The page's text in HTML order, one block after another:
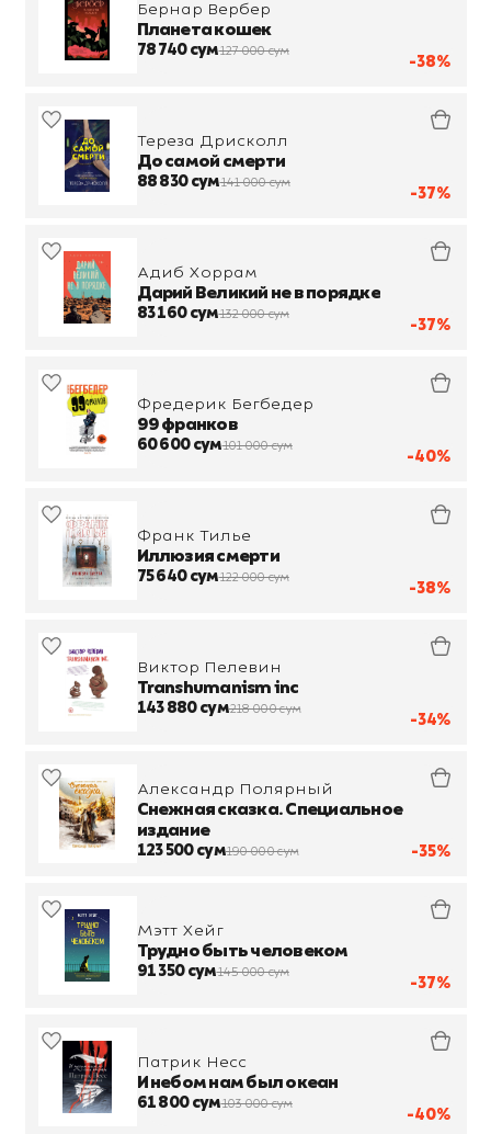
-38%
Бернар Вербер
Планета кошек
78 740 сум127 000 сум
-37%
Тереза Дрисколл
До самой смерти
88 830 сум141 000 сум
-37%
Адиб Хоррам
Дарий Великий не в порядке
83 160 сум132 000 сум
-40%
Фредерик Бегбедер
99 франков
60 600 сум101 000 сум
-38%
Франк Тилье
Иллюзия смерти
75 640 сум122 000 сум
-34%
Виктор Пелевин
Transhumanism inc
143 880 сум218 000 сум
-35%
Александр Полярный
Снежная сказка. Специальное
издание
123 500 сум190 000 сум
-37%
Мэтт Хейг
Трудно быть человеком
91 350 сум145 000 сум
-40%
Патрик Несс
И небом нам был океан
61 800 сум103 000 сум